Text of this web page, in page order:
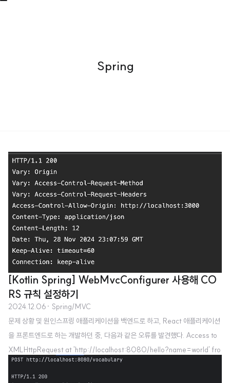
Spring
[Kotlin Spring] WebMvcConfigurer 사용해 CO
RS 규칙 설정하기
2024.12.06 · Spring/MVC
문제 상황 및 원인스프링 애플리케이션을 백엔드로 하고, React 애플리케이션
을 프론트엔드로 하는 개발하던 중, 다음과 같은 오류를 발견했다. Access to
XMLHttpRequest at 'http://localhost:8080/hello?name=world' fro
m origin 'http://localhost:3000' has been blocked by CORS policy:
No 'Access-Control-Allow-Origin' header is present on the request